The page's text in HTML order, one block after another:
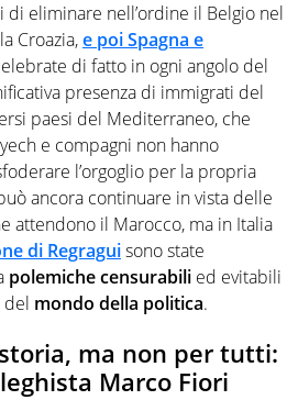
di eliminare nell’ordine il Belgio nel
Croazia,e poi Spagna e
di fatto in ogni angolo del
presenza di immigrati del
paesi del Mediterraneo, che
e compagni non hanno
l’orgoglio per la propria
ancora continuare in vista delle
attendono il Marocco, ma in Italia
di Regraguisono state
polemiche censurabili ed evitabili
del mondo della politica.
ma non per tutti:
Marco Fiori